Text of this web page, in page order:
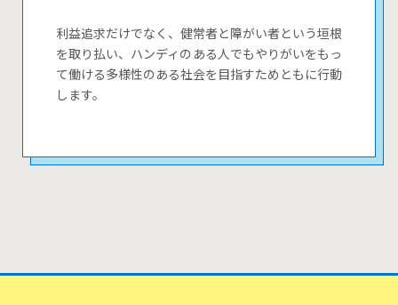
利益追求だけでなく、健常者と障がい者という垣根
を取り払い、ハンディのある人でもやりがいをもっ
て働ける多様性のある社会を目指すためともに行動
します。